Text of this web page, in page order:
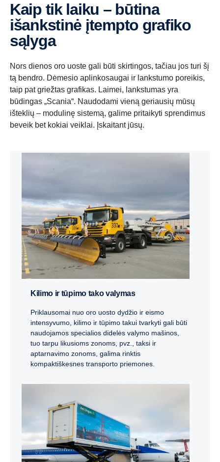
Kaip tik laiku – būtina
išankstinė įtempto grafiko
sąlyga
Nors dienos oro uoste gali būti skirtingos, tačiau jos turi šį
tą bendro. Dėmesio aplinkosaugai ir lankstumo poreikis,
taip pat griežtas grafikas. Laimei, lankstumas yra
būdingas „Scania“. Naudodami vieną geriausių mūsų
išteklių – modulinę sistemą, galime pritaikyti sprendimus
beveik bet kokiai veiklai. Įskaitant jūsų.
Kilimo ir tūpimo tako valymas
Priklausomai nuo oro uosto dydžio ir eismo
intensyvumo, kilimo ir tūpimo takui tvarkyti gali būti
naudojamos specialios didelės valymo mašinos,
tuo tarpu likusioms zonoms, pvz., taksi ir
aptarnavimo zonoms, galima rinktis
kompaktiškesnes transporto priemones.